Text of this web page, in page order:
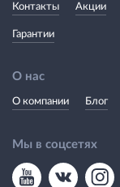
Контакты Акции
Гарантии
О нас
О компании Блог
Мы в соцсетях